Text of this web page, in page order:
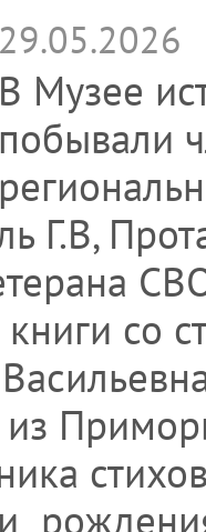
29.05.2026
В Музее
побывали
Г.В,
со